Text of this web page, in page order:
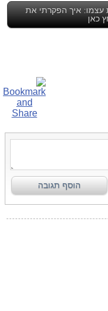
עצמו: איך הפקרתי את
כאן